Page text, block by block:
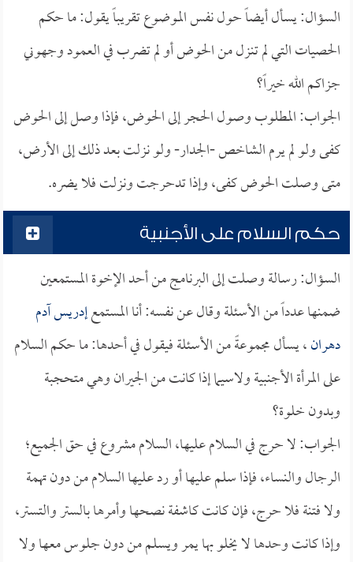
السؤال: يسأل أيضاً حول نفس الموضوع تقريباً يقول: ما حكم
الحصيات التي لم تنزل من الحوض أو لم تضرب في العمود وجهوني
جزاكم الله خيراً؟
الجواب: المطلوب وصول الحجر إلى الحوض، فإذا وصل إلى الحوض
كفى ولو لم يرم الشاخص -الجدار- ولو نزلت بعد ذلك إلى الأرض،
متى وصلت الحوض كفى، وإذا تدحرجت ونزلت فلا يضره.
حكم السلام على الأجنبية
السؤال: رسالة وصلت إلى البرنامج من أحد الإخوة المستمعين
ضمنها عدداً من الأسئلة وقال عن نفسه: أنا المستمعإدريس آدم
دهران، يسأل مجموعةً من الأسئلة فيقول في أحدها: ما حكم السلام
على المرأة الأجنبية ولاسيما إذا كانت من الجيران وهي متحجبة
وبدون خلوة؟
الجواب: لا حرج في السلام عليها، السلام مشروع في حق الجميع؛
الرجال والنساء، فإذا سلم عليها أو رد عليها السلام من دون تهمة
ولا فتنة فلا حرج، فإن كانت كاشفة نصحها وأمرها بالستر والتستر،
وإذا كانت وحدها لا يخلو بها يمر ويسلم من دون جلوس معها ولا